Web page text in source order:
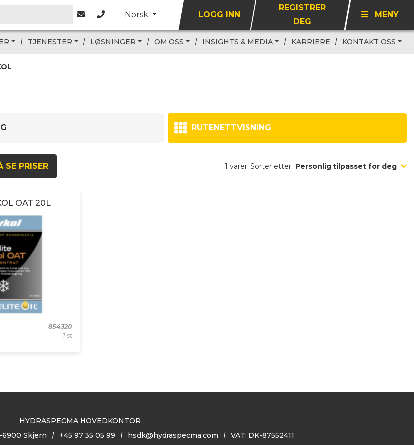
Norsk LOGG INN
REGISTRER
DEG
MENY
TJENESTER LØSNINGER OM OSS INSIGHTS & MEDIA KARRIERE KONTAKT OSS
RUTENETTVISNING
SE PRISER 1 varer. Sorter etter Personlig tilpasset for deg
OAT 20L
854320
1 st
HYDRASPECMA HOVEDKONTOR
6900 Skjern +45 97 35 05 99 hsdk@hydraspecma.com VAT: DK-87552411